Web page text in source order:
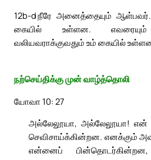
12b-dநீரே அனைத்தையும் ஆள்பவர்.
கையில் உள்ளன. எவரையும்
வலியவராக்குவதும் உம் கையில்
நற்செய்திக்கு முன் வாழ்த்தொலி
யோவா 10: 27
அல்லேலூயா, அல்லேலூயா! என்
செவிசாய்க்கின்றன. எனக்கும்
என்னைப்